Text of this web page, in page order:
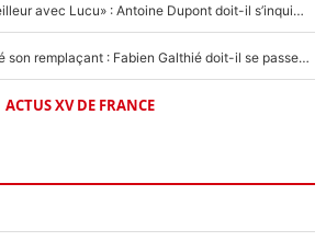
«Le XV de France est meilleur avec Lucu» : Antoine Dupont doit-il s’inquiéter pour sa place ?
Le XV de France a trouvé son remplaçant : Fabien Galthié doit-il se passer d'Antoine Dupont ?
ACTUS XV DE FRANCE